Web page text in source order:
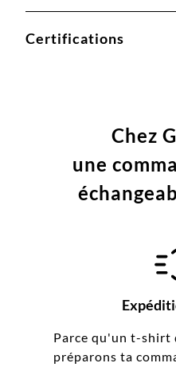
Certifications
Chez
une
Parce qu'un t-shirt
préparons ta